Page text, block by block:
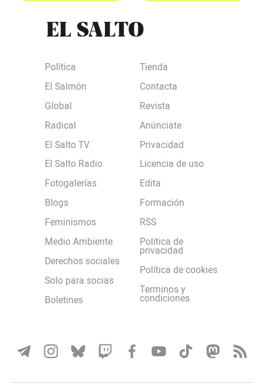
Política
El Salmón
Global
Radical
El Salto TV
El Salto Radio
Fotogalerías
Blogs
Feminismos
Medio Ambiente
Derechos sociales
Solo para socias
Boletines
Tienda
Contacta
Revista
Anúnciate
Privacidad
Licencia de uso
Edita
Formación
RSS
Política de
privacidad
Política de cookies
Terminos y
condiciones